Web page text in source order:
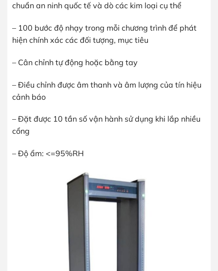
chuẩn an ninh quốc tế và dò các kim loại cụ thể
– 100 bước độ nhạy trong mỗi chương trình để phát
hiện chính xác các đối tượng, mục tiêu
– Cân chỉnh tự động hoặc bằng tay
– Điều chỉnh được âm thanh và âm lượng của tín hiệu
cảnh báo
– Đặt được 10 tần số vận hành sử dụng khi lắp nhiều
cổng
– Độ ẩm: <=95%RH